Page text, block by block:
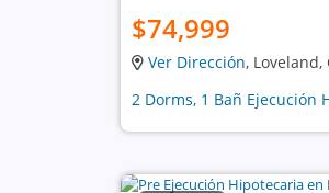
$74,999
Ver Dirección, Loveland,
2 Dorms, 1 Bañ Ejecución